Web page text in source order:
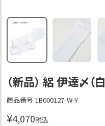
（新品） 絽 伊達〆（
商品番号 1B000127-W-Y
¥4,070税込